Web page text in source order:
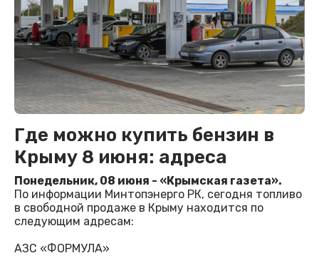
Где можно купить бензин в
Крыму 8 июня: адреса
Понедельник, 08 июня - «Крымская газета».
По информации Минтопэнерго РК, сегодня топливо
в свободной продаже в Крыму находится по
следующим адресам:
АЗС «ФОРМУЛА»